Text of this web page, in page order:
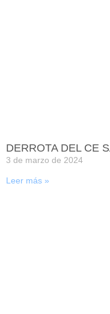
DERROTA DEL CE
3 de marzo de 2024
Leer más »